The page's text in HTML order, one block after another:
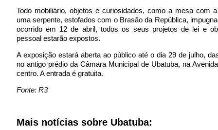
Todo mobiliário, objetos e curiosidades, como a mesa com
uma serpente, estofados com o Brasão da República,
ocorrido em 12 de abril, todos os seus projetos de lei e
pessoal estarão expostos.
A exposição estará aberta ao público até o dia 29 de julho,
no antigo prédio da Câmara Municipal de Ubatuba, na
centro. A entrada é gratuita.
Fonte: R3
Mais notícias sobre Ubatuba: